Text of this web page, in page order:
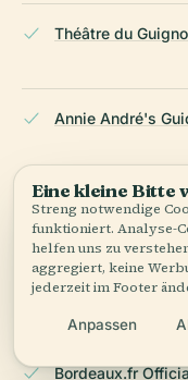
Théâtre du
Annie André's
Guignol Guérin,
Petit Futé
Bordeaux.fr
Eine kleine Bitte
Streng notwendige
funktioniert. Analyse-
helfen uns zu
aggregiert, keine
jederzeit im Footer
Anpassen